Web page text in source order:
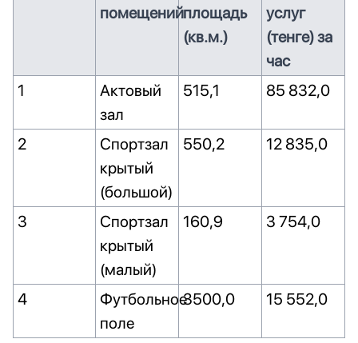
помещенийплощадь
(кв.м.)
услуг
(тенге) за
час
1
Актовый
зал
515,1 85 832,0
2
Спортзал
крытый
(большой)
550,2 12 835,0
3
Спортзал
крытый
(малый)
160,9 3 754,0
4
Футбольное
поле
3500,0 15 552,0